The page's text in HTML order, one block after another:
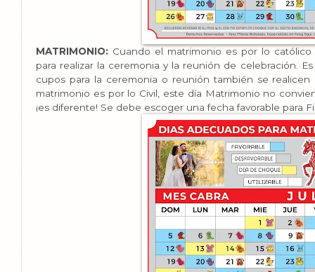
MATRIMONIO: Cuando el matrimonio es por lo
para realizar la ceremonia y la reunión de celebración.
cupos para la ceremonia o reunión también se
matrimonio es por lo Civil, este día Matrimonio no
¡es diferente! Se debe escoger una fecha favorable para